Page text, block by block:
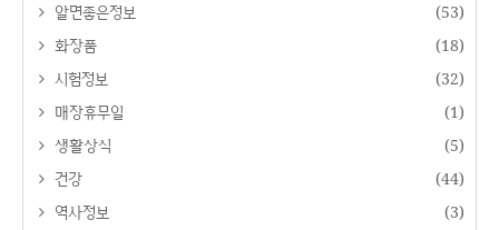
알면좋은정보
(53)
화장품
(18)
시험정보
(32)
매장휴무일
(1)
생활상식
(5)
건강
(44)
역사정보
(3)